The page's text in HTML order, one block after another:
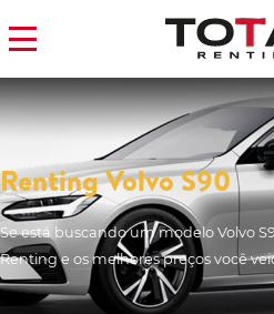
Renting Volvo S90
Se está buscando um modelo Volvo
Renting e os melhores preços você